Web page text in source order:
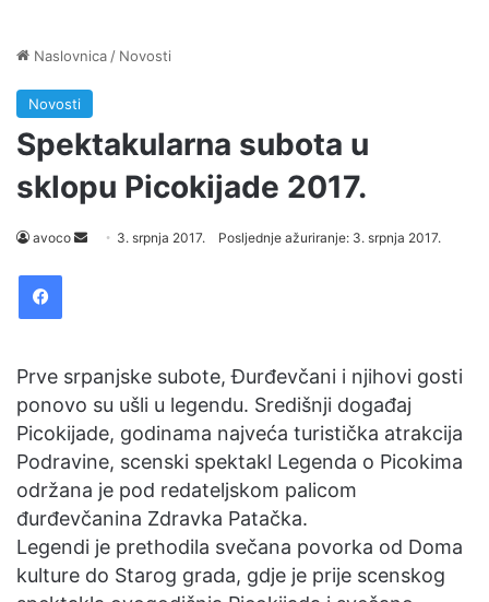
Naslovnica / Novosti
Novosti
Spektakularna subota u
sklopu Picokijade 2017.
avoco
n
i
l
3. srpnja 2017. Posljednje ažuriranje: 3. srpnja 2017.
Prve srpanjske subote, Đurđevčani i njihovi gosti
ponovo su ušli u legendu. Središnji događaj
Picokijade, godinama najveća turistička atrakcija
Podravine, scenski spektakl Legenda o Picokima
održana je pod redateljskom palicom
đurđevčanina Zdravka Patačka.
Legendi je prethodila svečana povorka od Doma
kulture do Starog grada, gdje je prije scenskog